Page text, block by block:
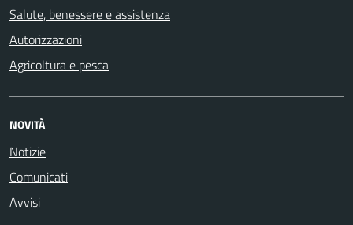
Salute, benessere e assistenza
Autorizzazioni
Agricoltura e pesca
NOVITÀ
Notizie
Comunicati
Avvisi